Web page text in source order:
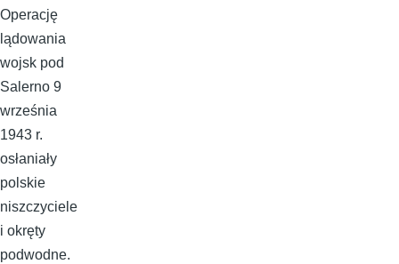
Operację
lądowania
wojsk pod
Salerno 9
września
1943 r.
osłaniały
polskie
niszczyciele
i okręty
podwodne.